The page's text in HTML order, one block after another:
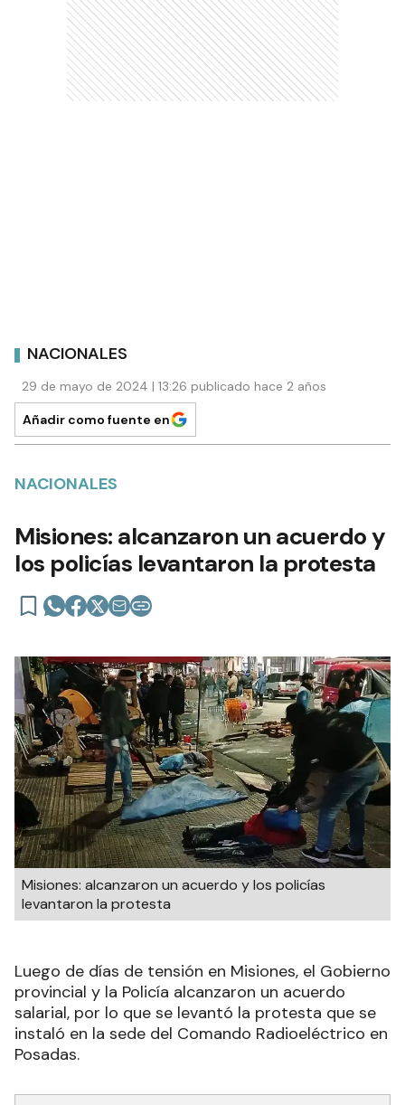
NACIONALES
29 de mayo de 2024 | 13:26 publicado hace 2 años
Añadir como fuente en
NACIONALES
Misiones: alcanzaron un acuerdo y
los policías levantaron la protesta
Misiones: alcanzaron un acuerdo y los policías
levantaron la protesta
Luego de días de tensión en Misiones, el Gobierno
provincial y la Policía alcanzaron un acuerdo
salarial, por lo que se levantó la protesta que se
instaló en la sede del Comando Radioeléctrico en
Posadas.